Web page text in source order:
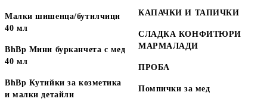
Малки шишенца/бутилчици
40 мл
BhBp Мини бурканчета с мед
40 мл
BhBp Кутийки за козметика
и малки детайли
КАПАЧКИ И ТАПИЧКИ
СЛАДКА КОНФИТЮРИ
МАРМАЛАДИ
ПРОБА
Помпички за мед